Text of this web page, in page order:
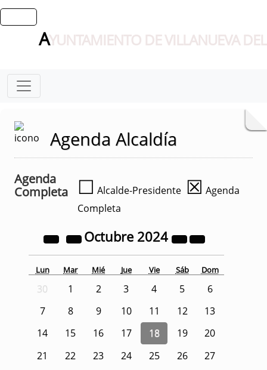
AYUNTAMIENTO DE VILLANUEVA
Agenda Alcaldía
Agenda
Completa
☐ Alcalde-Presidente ☒ Agenda
Completa
Octubre 2024
Lun Mar Mié Jue Vie Sáb Dom
30 1 2 3 4 5
6
7
8 9 10 11 12
13
14
15 16 17 18 19
20
21
22 23 24 25 26
27